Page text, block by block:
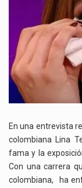
Y
LA
En una entrevista
colombiana Lina
fama y la
Con una carrera
colombiana, ha